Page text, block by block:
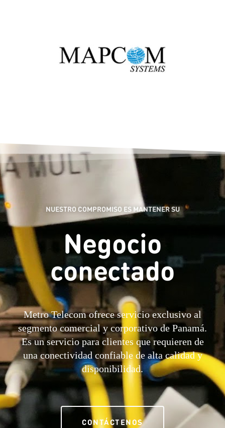
NUESTRO COMPROMISO ES MANTENER SU​
Negocio
conectado
Metro Telecom ofrece servicio exclusivo al
segmento comercial y corporativo de Panamá.
Es un servicio para clientes que requieren de
una conectividad confiable de alta calidad y
disponibilidad.
CONTÁCTENOS